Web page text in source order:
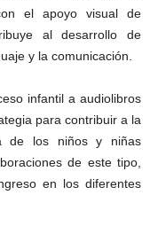
el apoyo visual de
al desarrollo de
y la comunicación.
infantil a audiolibros
para contribuir a la
de los niños y niñas
de este tipo,
en los diferentes